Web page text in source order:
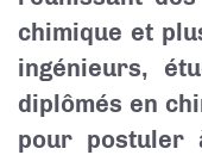
chimique et
ingénieurs,
diplômés en
pour postuler